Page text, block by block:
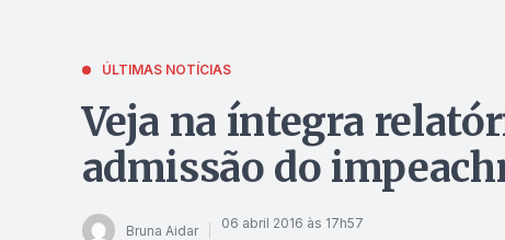
ÚLTIMAS NOTÍCIAS
Veja na íntegra
admissão do
Bruna Aidar 06 abril 2016 às 17h57